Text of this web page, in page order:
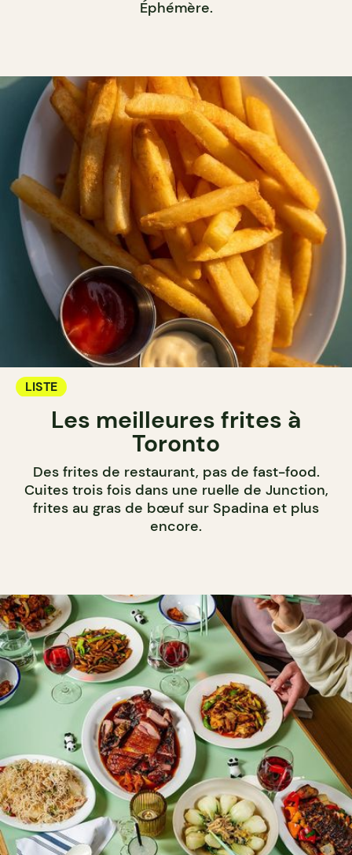
Éphémère.
LISTE
Les meilleures frites à
Toronto
Des frites de restaurant, pas de fast-food.
Cuites trois fois dans une ruelle de Junction,
frites au gras de bœuf sur Spadina et plus
encore.